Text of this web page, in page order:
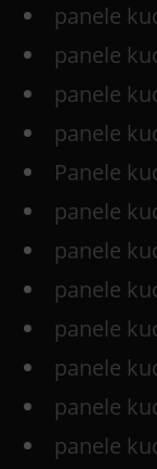
panele
panele
panele
panele
Panele
panele
panele
panele
panele
panele
panele
panele